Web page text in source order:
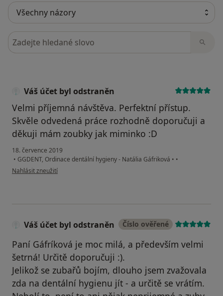
Hledejte v názorech
Váš účet byl odstraněn
Velmi příjemná návštěva. Perfektní přístup.
Skvěle odvedená práce rozhodně doporučuji a
děkuji mám zoubky jak miminko :D
18. července 2019
• GGDENT, Ordinace dentální hygieny - Natália Gáfriková • •
podle názoru uživatele Váš účet byl odstraněn
Nahlásit zneužití
Váš účet byl odstraněn Číslo ověřené
Paní Gáfríková je moc milá, a především velmi
šetrná! Určitě doporučuji :).
Jelikož se zubařů bojím, dlouho jsem zvažovala
zda na dentální hygienu jít - a určitě se vrátím.